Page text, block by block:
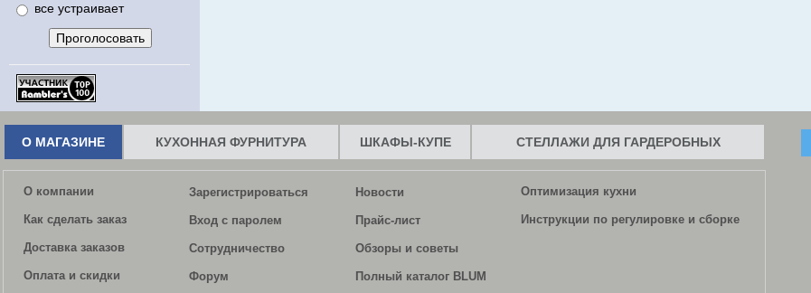
все устраивает
О МАГАЗИНЕ КУХОННАЯ ФУРНИТУРА ШКАФЫ-КУПЕ СТЕЛЛАЖИ ДЛЯ ГАРДЕРОБНЫХ
О компании
Как сделать заказ
Доставка заказов
Оплата и скидки
Зарегистрироваться
Вход с паролем
Сотрудничество
Форум
Новости
Прайс-лист
Обзоры и советы
Полный каталог BLUM
Оптимизация кухни
Инструкции по регулировке и сборке